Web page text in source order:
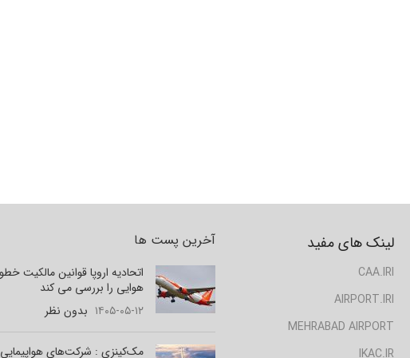
آخرین پست ها
اتحادیه اروپا قوانین مالکیت
هوایی را بررسی می کند
۱۴۰۵-۰۵-۱۲ بدون نظر
مک‌کینزی : شرکت‌های
لینک های مفید
CAA.IRI
AIRPORT.IRI
MEHRABAD AIRPORT
IKAC.IR